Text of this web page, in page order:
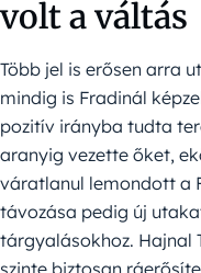
volt a váltás
Több jel is erősen arra
mindig is Fradinál
pozitív irányba tudta
aranyig vezette őket,
váratlanul lemondott a
távozása pedig új
tárgyalásokhoz. Hajnal
szinte biztosan